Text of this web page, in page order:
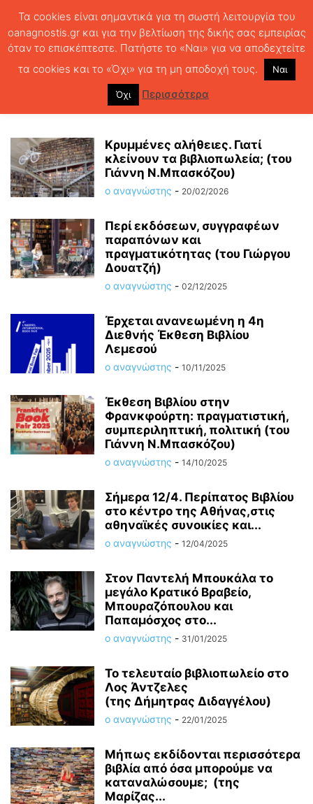
ΒΙΒΛΙΟΠΩΛΕΙΑ
ΒΙΒΛΙΟΠΩΛΕΙΑ
Κρυμμένες αλήθειες. Γιατί
κλείνουν τα βιβλιοπωλεία; (του
Γιάννη Ν.Μπασκόζου)
ο αναγνώστης - 20/02/2026
Περί εκδόσεων, συγγραφέων
παραπόνων και
πραγματικότητας (του Γιώργου
Δουατζή)
ο αναγνώστης - 02/12/2025
Έρχεται ανανεωμένη η 4η
Διεθνής Έκθεση Βιβλίου
Λεμεσού
ο αναγνώστης - 10/11/2025
Έκθεση Βιβλίου στην
Φρανκφούρτη: πραγματιστική,
συμπεριληπτική, πολιτική (του
Γιάννη Ν.Μπασκόζου)
ο αναγνώστης - 14/10/2025
Σήμερα 12/4. Περίπατος Βιβλίου
στο κέντρο της Αθήνας,στις
αθηναϊκές συνοικίες και...
ο αναγνώστης - 12/04/2025
Στον Παντελή Μπουκάλα το
μεγάλο Κρατικό Βραβείο,
Μπουραζόπουλου και
Παπαμόσχος στο...
ο αναγνώστης - 31/01/2025
Το τελευταίο βιβλιοπωλείο στο
Λος Άντζελες
(της Δήμητρας Διδαγγέλου)
ο αναγνώστης - 22/01/2025
Μήπως εκδίδονται περισσότερα
βιβλία από όσα μπορούμε να
καταναλώσουμε; (της
Μαρίζας...
Τα cookies είναι σημαντικά για τη σωστή λειτουργία του
oanagnostis.gr και για την βελτίωση της δικής σας εμπειρίας
όταν το επισκέπτεστε. Πατήστε το «Ναι» για να αποδεχτείτε
τα cookies και το «Όχι» για τη μη αποδοχή τους.
Ναι
Όχι Περισσότερα